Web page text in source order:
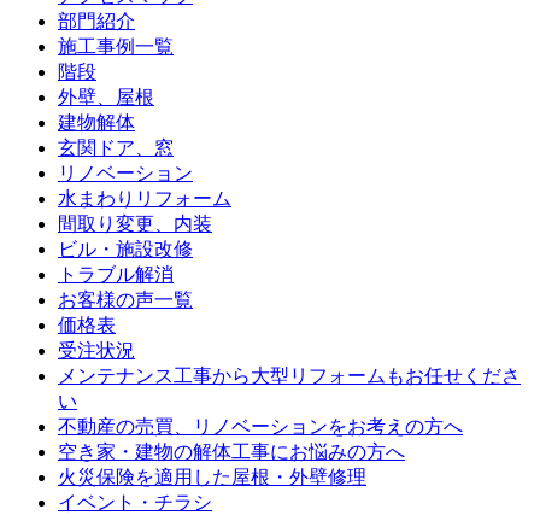
部門紹介
施工事例一覧
階段
外壁、屋根
建物解体
玄関ドア、窓
リノベーション
水まわりリフォーム
間取り変更、内装
ビル・施設改修
トラブル解消
お客様の声一覧
価格表
受注状況
メンテナンス工事から大型リフォームもお任せくださ
い
不動産の売買、リノベーションをお考えの方へ
空き家・建物の解体工事にお悩みの方へ
火災保険を適用した屋根・外壁修理
イベント・チラシ